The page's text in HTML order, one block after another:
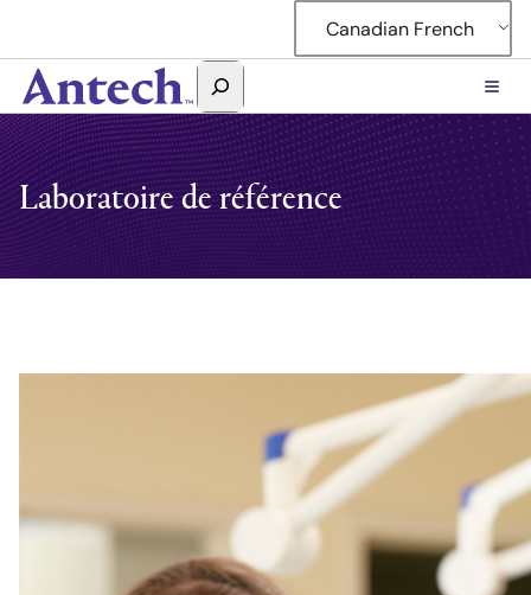
contenu
Canadian French
Rechercher
Antech
Laboratoire de référence